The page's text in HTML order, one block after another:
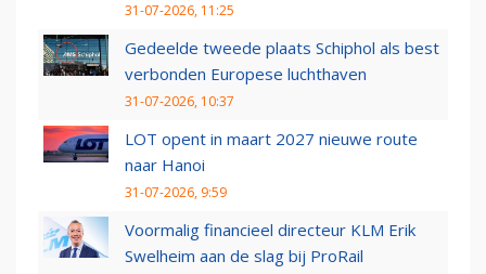
31-07-2026, 11:25
Gedeelde tweede plaats Schiphol als best
verbonden Europese luchthaven
31-07-2026, 10:37
LOT opent in maart 2027 nieuwe route
naar Hanoi
31-07-2026, 9:59
Voormalig financieel directeur KLM Erik
Swelheim aan de slag bij ProRail